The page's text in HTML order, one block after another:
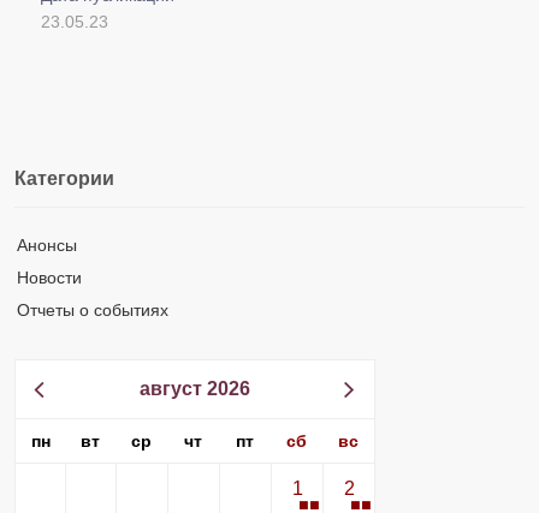
23.05.23
Категории
Анонсы
Новости
Отчеты о событиях
август 2026
пн вт ср чт пт сб вс
1 2